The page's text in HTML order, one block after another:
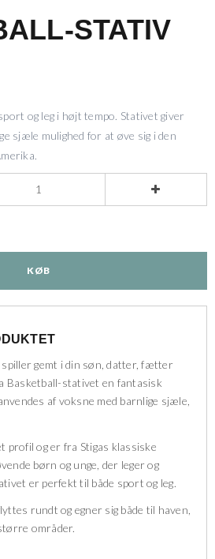
STATIV
og leg i højt tempo. Stativet giver
sjæle mulighed for at øve sig i den

KØB
spiller gemt i din søn, datter, fætter
Basketball-stativet en fantasisk
af voksne med barnlige sjæle,
profil og er fra Stigas klassiske
børn og unge, der leger og
er perfekt til både sport og leg.
rundt og egner sig både til haven,
områder.